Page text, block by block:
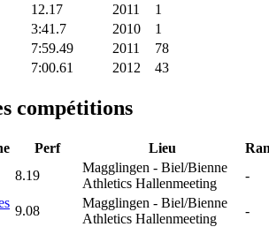
12.17 2011
1
3:41.7 2010
1
7:59.49 2011
78
7:00.61 2012 43
compétitions
Perf Lieu
8.19
Magglingen - Biel/Bienne
Athletics Hallenmeeting
-
9.08
Magglingen - Biel/Bienne
Athletics Hallenmeeting
-